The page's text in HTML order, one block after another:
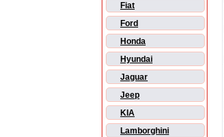
Fiat
Ford
Honda
Hyundai
Jaguar
Jeep
KIA
Lamborghini